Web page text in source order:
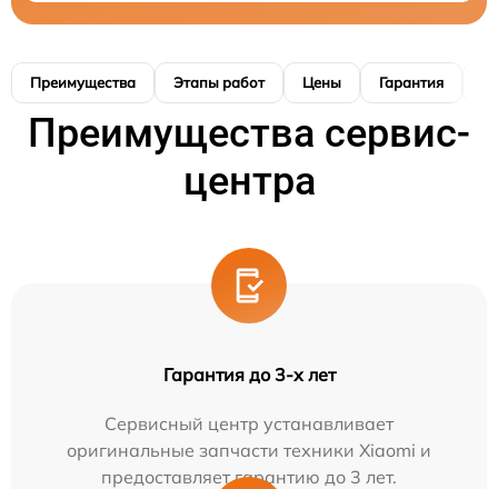
Преимущества Этапы работ Цены Гарантия
Преимущества сервис-
центра
Гарантия до 3-х лет
Сервисный центр устанавливает
оригинальные запчасти техники Xiaomi и
предоставляет гарантию до 3 лет.